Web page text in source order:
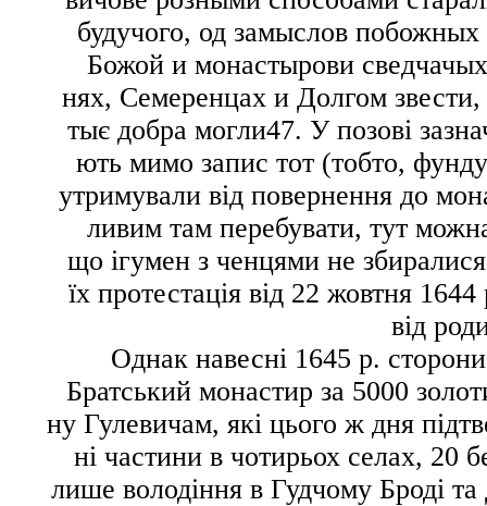
будучого, од замыслов
Божой и монастырови
нях, Семеренцах и Долгом
тыє добра могли47. У позові
ють мимо запис тот (тобто,
утримували від повернення до
ливим там перебувати, тут
що ігумен з ченцями не
їх протестація від 22 жовтня
від
Однак навесні 1645 р.
Братський монастир за 5000
ну Гулевичам, які цього ж дня
ні частини в чотирьох селах, 20
лише володіння в Гудчому Броді